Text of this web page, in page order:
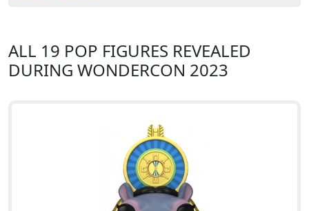
ALL 19 POP FIGURES REVEALED
DURING WONDERCON 2023